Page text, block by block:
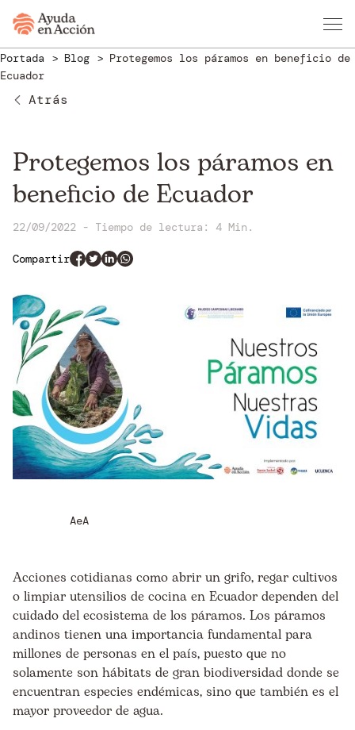
Portada Blog
Protegemos los páramos en beneficio de
Ecuador
Atrás
Protegemos los páramos en
beneficio de Ecuador
22/09/2022 - Tiempo de lectura: 4 Min.
Compartir
AeA
Acciones cotidianas como abrir un grifo, regar cultivos
o limpiar utensilios de cocina en Ecuador dependen del
cuidado del ecosistema de los páramos. Los páramos
andinos tienen una importancia fundamental para
millones de personas en el país, puesto que no
solamente son hábitats de gran biodiversidad donde se
encuentran especies endémicas, sino que también es el
mayor proveedor de agua.